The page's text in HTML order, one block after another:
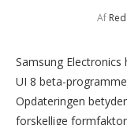
Af
Samsung
UI 8 beta-
Opdateringen
forskellige